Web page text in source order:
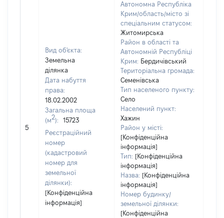
5
Вид об'єкта:
Земельна
ділянка
Дата набуття
права:
18.02.2002
Загальна площа
(м2):
15723
Реєстраційний
номер
(кадастровий
номер для
земельної
ділянки):
[Конфіденційна
інформація]
Автономна Республіка
Крим/область/місто зі
спеціальним статусом:
Житомирська
Район в області та
Автономній Республіці
Крим: Бердичівський
Територіальна громада:
Семенівська
Тип населеного пункту:
Село
Населений пункт:
Хажин
Район у місті:
[Конфіденційна
інформація]
Тип: [Конфіденційна
інформація]
Назва: [Конфіденційна
інформація]
Номер будинку/
земельної ділянки:
[Конфіденційна